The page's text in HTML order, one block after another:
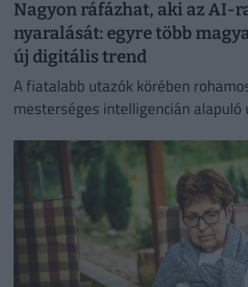
Nagyon ráfázhat, aki az AI-
nyaralását: egyre több
új digitális trend
A fiatalabb utazók körében
mesterséges intelligencián alapuló